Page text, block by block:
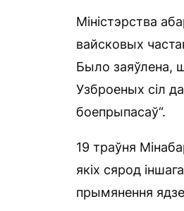
Міністэрства
вайсковых
Было заяўлена,
Узброеных сіл
боепрыпасаў“.
19 траўня
якіх сярод
прымянення